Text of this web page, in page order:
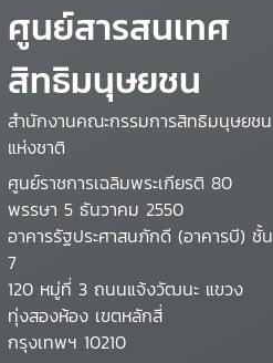
ศูนย์สารสนเทศ
สิทธิมนุษยชน
สำนักงานคณะกรรมการสิทธิมนุษยชน
แห่งชาติ
ศูนย์ราชการเฉลิมพระเกียรติ 80
พรรษา 5 ธันวาคม 2550
อาคารรัฐประศาสนภักดี (อาคารบี) ชั้น
7
120 หมู่ที่ 3 ถนนแจ้งวัฒนะ แขวง
ทุ่งสองห้อง เขตหลักสี่
กรุงเทพฯ 10210